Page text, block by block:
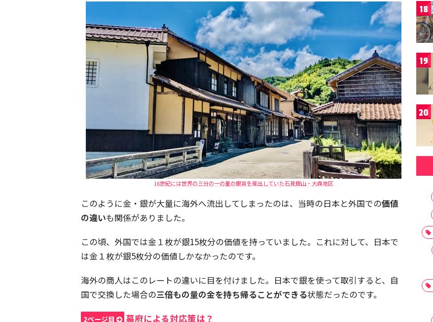
16世紀には世界の三分の一の量の銀貨を産出していた石見銀山・大森地区
このように金・銀が大量に海外へ流出してしまったのは、当時の日本と外国での価値
の違いも関係がありました。
この頃、外国では金１枚が銀15枚分の価値を持っていました。これに対して、日本で
は金１枚が銀5枚分の価値しかなかったのです。
海外の商人はこのレートの違いに目を付けました。日本で銀を使って取引すると、自
国で交換した場合の三倍もの量の金を持ち帰ることができる状態だったのです。
2ページ目 幕府による対応策は？
18
19
20